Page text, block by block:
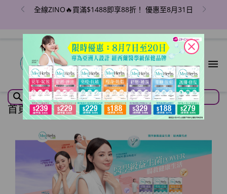
全線ZINO🔥買滿$1488即享88折！ 優惠至8月31日
首頁/品牌/medherbs
close